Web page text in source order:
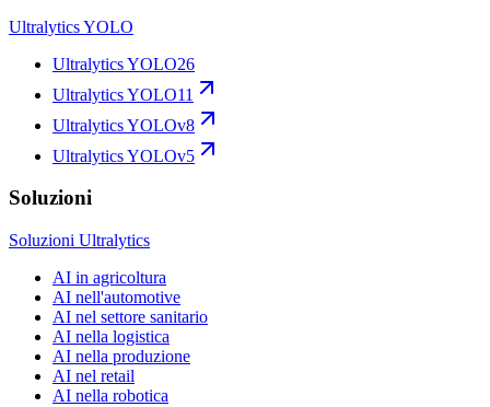
Ultralytics YOLO
Ultralytics YOLO26
Ultralytics YOLO11
Ultralytics YOLOv8
Ultralytics YOLOv5
Soluzioni
Soluzioni Ultralytics
AI in agricoltura
AI nell'automotive
AI nel settore sanitario
AI nella logistica
AI nella produzione
AI nel retail
AI nella robotica